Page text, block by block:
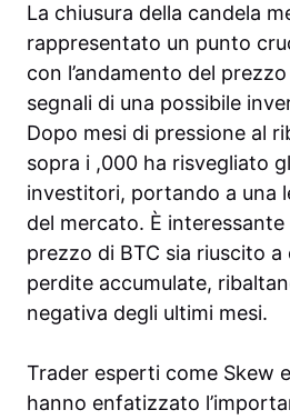
La chiusura della candela
rappresentato un punto
con l’andamento del
segnali di una possibile
Dopo mesi di pressione al
sopra i ,000 ha risvegliato
investitori, portando a una
del mercato. È
prezzo di BTC sia riuscito a
perdite accumulate,
negativa degli ultimi mesi.
Trader esperti come Skew
hanno enfatizzato